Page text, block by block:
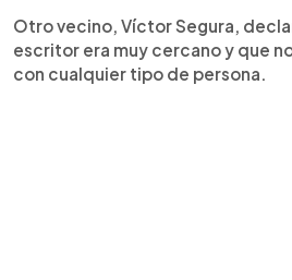
Otro vecino, Víctor Segura,
escritor era muy cercano y que
con cualquier tipo de persona.